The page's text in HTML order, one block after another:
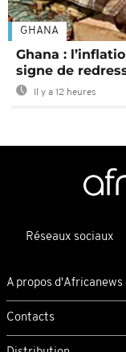
GHANA
Ghana :
signe de
Il y a 12 heures
Réseaux sociaux
A propos d'Africanews
Contacts